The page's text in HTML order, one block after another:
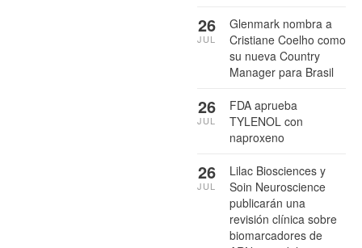
Glenmark nombra a
Cristiane Coelho como
su nueva Country
Manager para Brasil
26
JUL
FDA aprueba
TYLENOL con
naproxeno
26
JUL
Lilac Biosciences y
Soin Neuroscience
publicarán una
revisión clínica sobre
biomarcadores de
26
JUL